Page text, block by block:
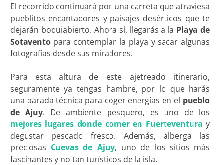
El recorrido continuará por una carreta que atraviesa
pueblitos encantadores y paisajes desérticos que te
dejarán boquiabierto. Ahora sí, llegarás a la Playa de
Sotaventopara contemplar la playa y sacar algunas
fotografías desde sus miradores.
Para esta altura de este ajetreado itinerario,
seguramente ya tengas hambre, por lo que harás
una parada técnica para coger energías en el pueblo
de Ajuy. De ambiente pesquero, es uno de los
mejores lugares donde comer en Fuerteventura y
degustar pescado fresco. Además, alberga las
preciosas Cuevas de Ajuy, uno de los sitios más
fascinantes y no tan turísticos de la isla.